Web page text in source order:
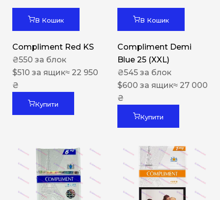
В Кошик
Compliment Red KS
₴550 за блок
$510 за ящик≈ 22 950
₴
Купити
В Кошик
Compliment Demi
Blue 25 (XXL)
₴545 за блок
$600 за ящик≈ 27 000
₴
Купити